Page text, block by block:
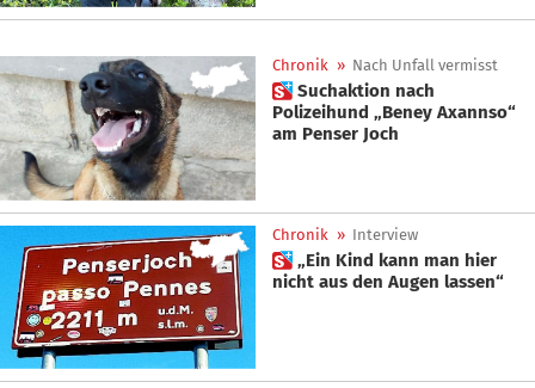
Chronik » Nach Unfall vermisst
 Suchaktion nach
Polizeihund „Beney Axannso“
am Penser Joch
Chronik » Interview
 „Ein Kind kann man hier
nicht aus den Augen lassen“